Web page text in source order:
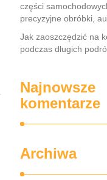
części
precyzyjne obróbki,
Jak zaoszczędzić na
podczas długich
Najnowsze
komentarze
Archiwa